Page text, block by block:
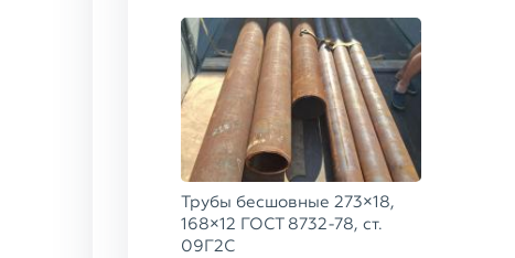
Трубы бесшовные 273×18,
168×12 ГОСТ 8732-78, ст.
09Г2С